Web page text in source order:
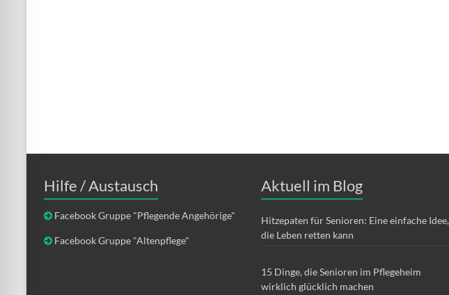
Hilfe / Austausch
Facebook Gruppe "Pflegende Angehörige"
Facebook Gruppe "Altenpflege"
Aktuell im Blog
Hitzepaten für Senioren: Eine einfache Idee,
die Leben retten kann
15 Dinge, die Senioren im Pflegeheim
wirklich glücklich machen